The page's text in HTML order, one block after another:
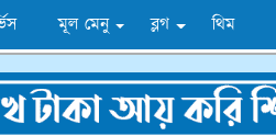
মূল মেনু ব্লগ থিম